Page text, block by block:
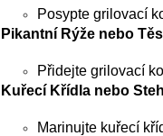
Posypte grilovací
Pikantní Rýže nebo
Přidejte grilovací
Kuřecí Křídla nebo
Marinujte kuřecí